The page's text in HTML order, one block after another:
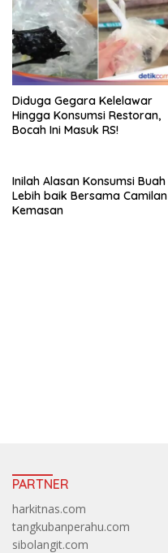
Diduga Gegara Kelelawar
Hingga Konsumsi Restoran,
Bocah Ini Masuk RS!
Inilah Alasan Konsumsi Buah
Lebih baik Bersama Camilan
Kemasan
PARTNER
harkitnas.com
tangkubanperahu.com
sibolangit.com